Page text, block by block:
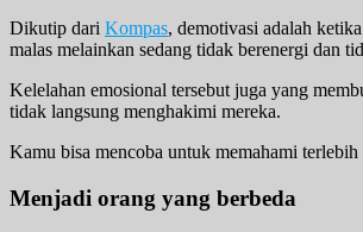
Dikutip dari Kompas, demotivasi adalah
malas melainkan sedang tidak berenergi dan
Kelelahan emosional tersebut juga yang
tidak langsung menghakimi mereka.
Kamu bisa mencoba untuk memahami
Menjadi orang yang berbeda